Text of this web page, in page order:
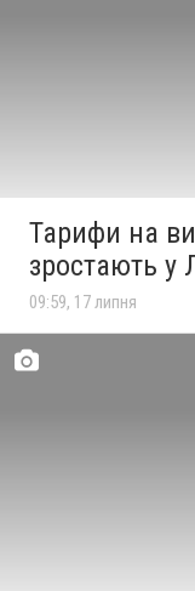
Тарифи на
зростають у
09:59, 17 липня